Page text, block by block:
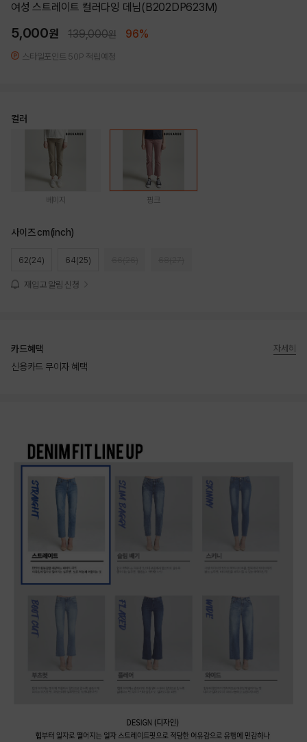
여성 스트레이트 컬러다잉 데님(B202DP623M)
5,000원 139,000원 96%
스타일포인트 50P 적립예정
컬러
베이지 핑크
사이즈 cm(inch)
62(24) 64(25)
재입고 알림 신청
카드혜택
신용카드 무이자 혜택
자세히